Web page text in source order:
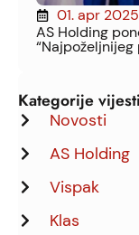
01. apr 2025
AS Holding
Kategorije vijesti
Novosti
AS Holding
Vispak
Klas